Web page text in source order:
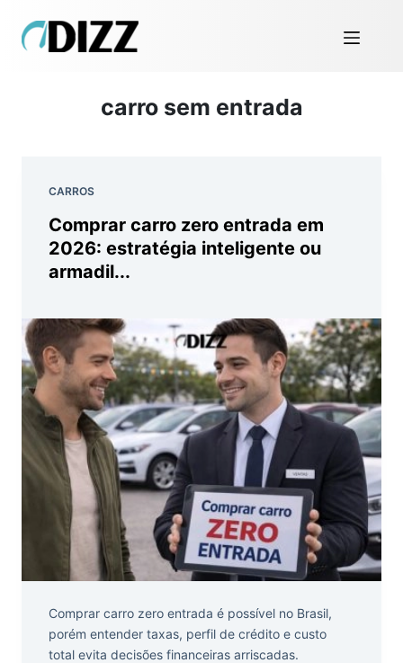
carro sem entrada
CARROS
Comprar carro zero entrada em
2026: estratégia inteligente ou
armadil...
Comprar carro zero entrada é possível no Brasil,
porém entender taxas, perfil de crédito e custo
total evita decisões financeiras arriscadas.